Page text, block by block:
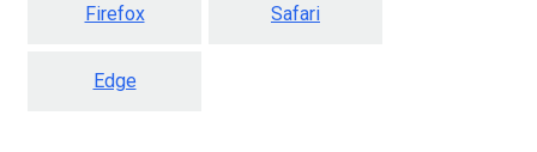
Firefox Safari
Edge